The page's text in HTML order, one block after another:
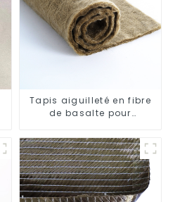
Tapis aiguilleté en fibre
de basalte pour